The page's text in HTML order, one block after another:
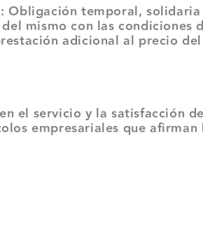
Obligación temporal,
mismo con las
adicional al precio
el servicio y la satisfacción
empresariales que